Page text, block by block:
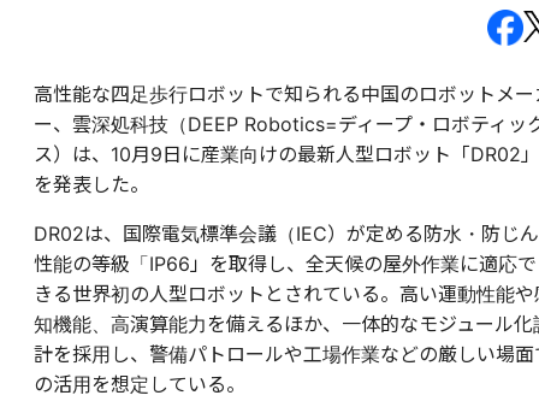
高性能な四足歩行ロボットで知られる中国のロボットメー
ー、雲深処科技（DEEP Robotics=ディープ・ロボティッ
ス）は、10月9日に産業向けの最新人型ロボット「DR02」
を発表した。
DR02は、国際電気標準会議（IEC）が定める防水・防じん
性能の等級「IP66」を取得し、全天候の屋外作業に適応で
きる世界初の人型ロボットとされている。高い運動性能や
知機能、高演算能力を備えるほか、一体的なモジュール化
計を採用し、警備パトロールや工場作業などの厳しい場面
の活用を想定している。